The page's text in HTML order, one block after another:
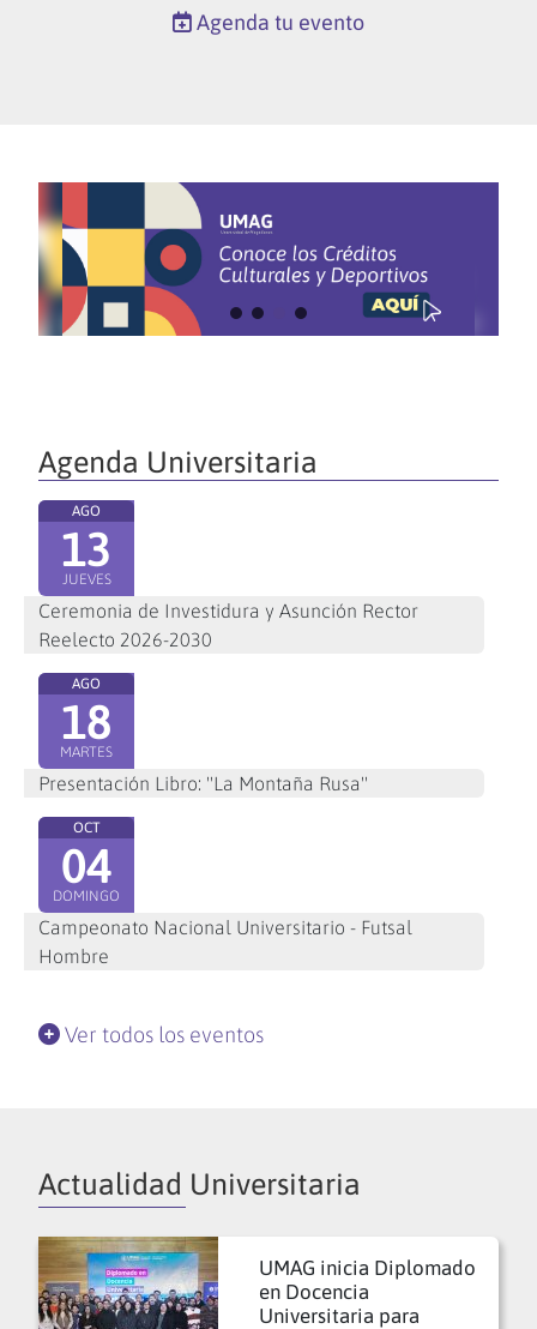
Agenda tu evento
Agenda Universitaria
AGO
13
JUEVES
Ceremonia de Investidura y Asunción Rector
Reelecto 2026-2030
AGO
18
MARTES
Presentación Libro: "La Montaña Rusa"
OCT
04
DOMINGO
Campeonato Nacional Universitario - Futsal
Hombre
Ver todos los eventos
Actualidad Universitaria
UMAG inicia Diplomado
en Docencia
Universitaria para